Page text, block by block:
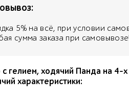
5% на всё, при условии
сумма заказа при самовывозе!
гелием, ходячий Панда на 4-
характеристики: